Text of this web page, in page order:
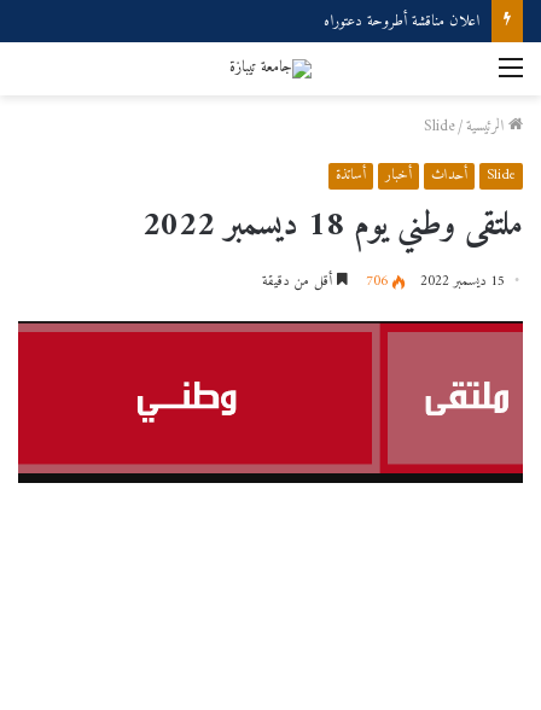
اعلان مناقشة أطروحة دعتوراه
القائمة
الرئيسية/
Slide
Slide أحداث أخبار أساتذة
ملتقى وطني يوم 18 ديسمبر 2022
15 ديسمبر 2022 706 أقل من دقيقة